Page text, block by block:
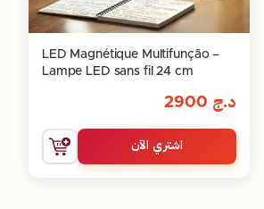
LED Magnétique Multifunção –
Lampe LED sans fil 24 cm
د.ج
اشتري الآن